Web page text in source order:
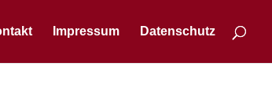
Impressum Datenschutz